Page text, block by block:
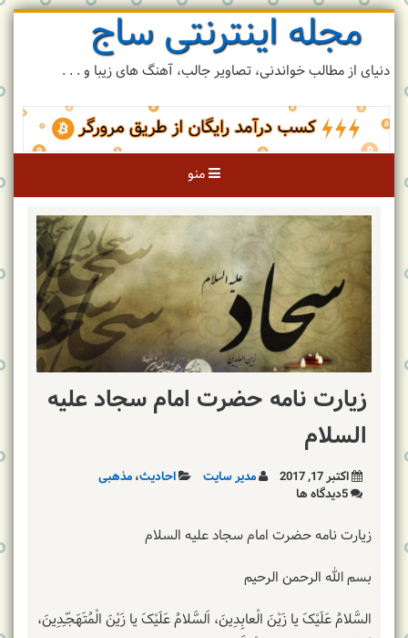
رد
رفتن
مطلب
مجله اینترنتی ساج
دنیای از مطالب خواندنی، تصاویر جالب، آهنگ های زیبا و . . .
منو
زیارت نامه حضرت امام سجاد علیه
السلام
اکتبر 17, 2017 مدیر سایت احادیث،مذهبی
زیارت نامه حضرت امام سجاد علیه السلام
بسم الله الرحمن الرحیم
السَّلامُ عَلَیْکَ یا زَیْنَ الْعابِدِینَ، اَلسَّلامُ عَلَیْکَ یا زَیْنَ الْمُتَهَجّـِدِینَ،